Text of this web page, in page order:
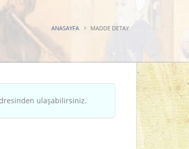
ANASAYFA MADDE DETAY
ulaşabilirsiniz.